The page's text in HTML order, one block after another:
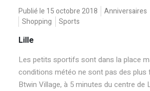
Publié le 15 octobre 2018 Anniversaires
Shopping
Sports
Lille
Les petits sportifs sont dans la place
conditions météo ne sont pas des plus
Btwin Village, à 5 minutes du centre de